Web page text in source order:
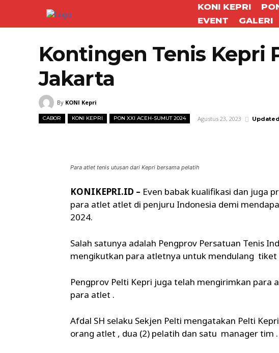
KONI KEPRI
EVENT
GALERI
Kontingen Tenis Kepri
Jakarta
By KONI Kepri
CABOR KONI KEPRI PON XXI ACEH-SUMUT 2024 Agustus 23, 2023
Para atlet tenis utusan dari Kepri bersama pelatih
KONIKEPRI.ID – Even babak kualifikasi dan juga
para atlet atlet di penjuru Indonesia demi
2024.
Salah satunya adalah Pengprov Persatuan Tenis
mengikutkan para atletnya untuk mendulang tiket
Pengprov Pelti Kepri juga telah mengirimkan para
para atlet .
Afdal SH selaku Sekjen Pelti mengatakan Pelti
orang atlet , dua (2) pelatih dan satu manager tim .